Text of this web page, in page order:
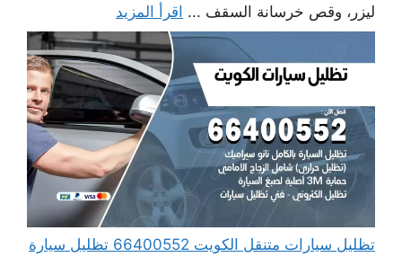
ليزر، وقص خرسانة السقف ... اقرأ المزيد
تظليل سيارات متنقل الكويت 66400552 تظليل سيارة